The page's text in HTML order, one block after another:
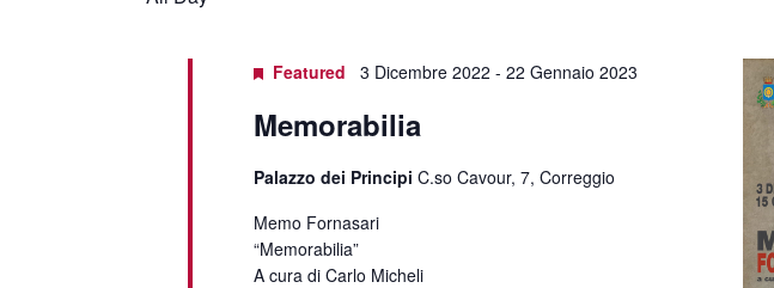
Featured 3 Dicembre 2022 - 22 Gennaio 2023
Memorabilia
Palazzo dei Principi C.so Cavour, 7, Correggio
Memo Fornasari
“Memorabilia”
A cura di Carlo Micheli